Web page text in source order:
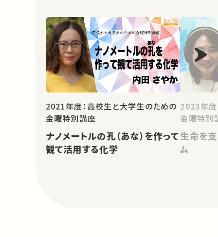
2021年度：高校生と大学生のための
金曜特別講座
ナノメートルの孔（あな）を作って
観て活用する化学
2023年度
金曜特別
生命を
ム